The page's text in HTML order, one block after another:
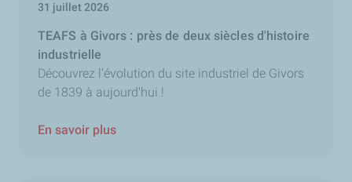
31 juillet 2026
TEAFS à Givors : près de deux siècles d'histoire
industrielle
Découvrez l'évolution du site industriel de Givors
de 1839 à aujourd'hui !
En savoir plus